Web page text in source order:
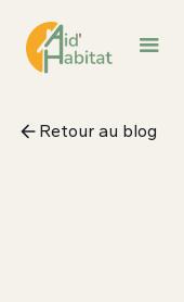
Retour au blog